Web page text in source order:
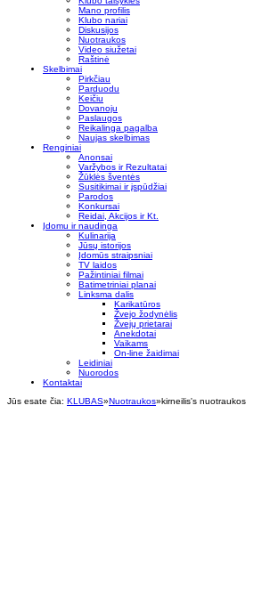
Mano profilis
Klubo nariai
Diskusijos
Nuotraukos
Video siužetai
Raštinė
Skelbimai
Pirkčiau
Parduodu
Keičiu
Dovanoju
Paslaugos
Reikalinga pagalba
Naujas skelbimas
Renginiai
Anonsai
Varžybos ir Rezultatai
Žūklės šventės
Susitikimai ir įspūdžiai
Parodos
Konkursai
Reidai, Akcijos ir Kt.
Įdomu ir naudinga
Kulinarija
Jūsų istorijos
Įdomūs straipsniai
TV laidos
Pažintiniai filmai
Batimetriniai planai
Linksma dalis
Karikatūros
Žvejo žodynėlis
Žvejų prietarai
Anekdotai
Vaikams
On-line žaidimai
Leidiniai
Nuorodos
Kontaktai
Jūs esate čia: KLUBAS»Nuotraukos»kirneilis's nuotraukos